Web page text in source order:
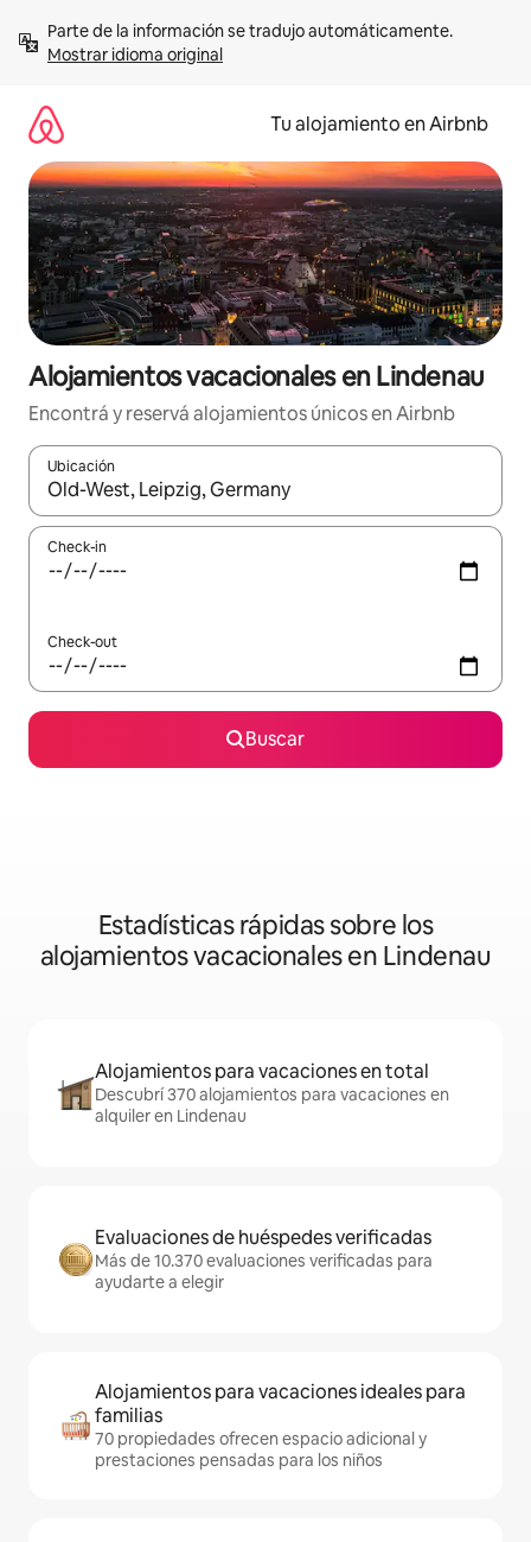
contenidoMostrar idioma original
Tu alojamiento en Airbnb
Alojamientos vacacionales en Lindenau
Encontrá y reservá alojamientos únicos en Airbnb
Ubicación
Cuando los resultados estén disponibles, navegá con las
Check-in
Check-out
Buscar
Estadísticas rápidas sobre los
alojamientos vacacionales en Lindenau
Alojamientos para vacaciones en total
Descubrí 370 alojamientos para vacaciones en
alquiler en Lindenau
Evaluaciones de huéspedes verificadas
Más de 10.370 evaluaciones verificadas para
ayudarte a elegir
Alojamientos para vacaciones ideales para
familias
70 propiedades ofrecen espacio adicional y
prestaciones pensadas para los niños